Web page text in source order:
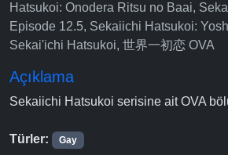
Hatsukoi: Onodera Ritsu no Baai,
Episode 12.5, Sekaiichi Hatsukoi:
Sekai'ichi Hatsukoi, 世界一初恋 OVA
Açıklama
Sekaiichi Hatsukoi serisine ait OVA
Türler: Gay